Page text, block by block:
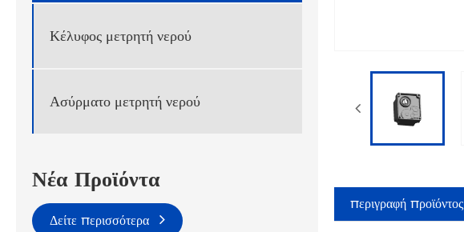
Κέλυφος μετρητή νερού
Ασύρματο μετρητή νερού
Νέα Προϊόντα
Δείτε περισσότερα
περιγραφή προϊόντος